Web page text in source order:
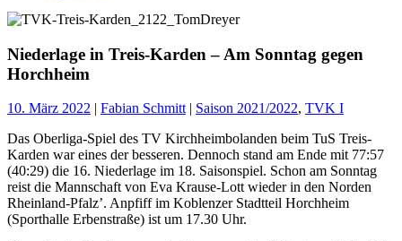
Niederlage in Treis-Karden – Am Sonntag gegen
Horchheim
10. März 2022 | Fabian Schmitt| Saison 2021/2022, TVK I
Das Oberliga-Spiel des TV Kirchheimbolanden beim TuS Treis-
Karden war eines der besseren. Dennoch stand am Ende mit 77:57
(40:29) die 16. Niederlage im 18. Saisonspiel. Schon am Sonntag
reist die Mannschaft von Eva Krause-Lott wieder in den Norden
Rheinland-Pfalz’. Anpfiff im Koblenzer Stadtteil Horchheim
(Sporthalle Erbenstraße) ist um 17.30 Uhr.